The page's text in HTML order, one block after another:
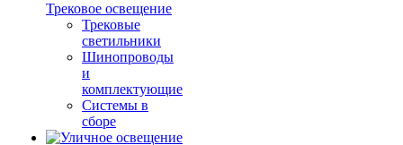
Трековое освещение
Трековые
светильники
Шинопроводы
и
комплектующие
Системы в
сборе